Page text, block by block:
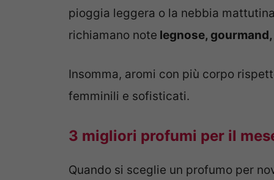
pioggia leggera o la nebbia
richiamano note legnose,
Insomma, aromi con più corpo
femminili e sofisticati.
3 migliori profumi per il
Quando si sceglie un profumo per